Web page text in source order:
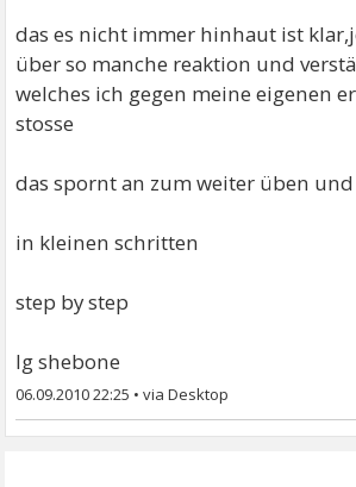
das es nicht immer hinhaut ist
über so manche reaktion und
welches ich gegen meine eigenen
stosse
das spornt an zum weiter üben
in kleinen schritten
step by step
lg shebone
06.09.2010 22:25 •